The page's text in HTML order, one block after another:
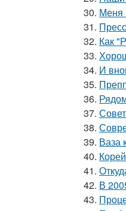
30. Меня
31.
32. Как
33.
34. И
35.
36.
37.
38.
39. Ваза
40.
41.
42. В
43.